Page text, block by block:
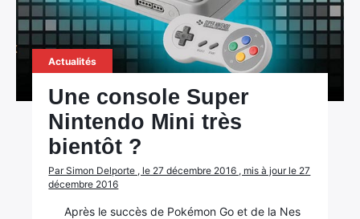
Actualités
Une console Super
Nintendo Mini très
bientôt ?
Par Simon Delporte , le 27 décembre 2016 , mis à jour le 27
décembre 2016
Après le succès de Pokémon Go et de la Nes